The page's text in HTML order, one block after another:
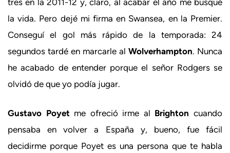
la vida. Pero dejé mi firma en Swansea, en la Premier.
Conseguí el gol más rápido de la temporada: 24
segundos tardé en marcarle al Wolverhampton. Nunca
he acabado de entender porque el señor Rodgers se
olvidó de que yo podía jugar.
Gustavo Poyetme ofreció irme al Brighton cuando
pensaba en volver a España y, bueno, fue fácil
decidirme porque Poyet es una persona que te habla